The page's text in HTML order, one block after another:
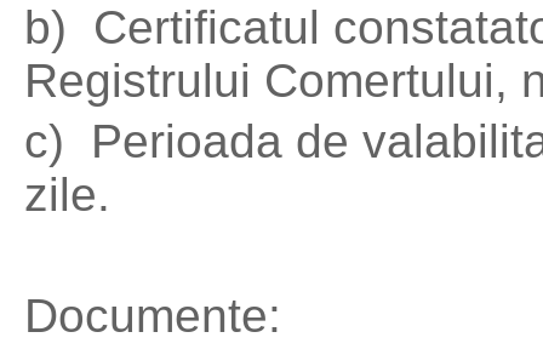
b) Certificatul
Registrului Comertului,
c) Perioada de
zile.
Documente: